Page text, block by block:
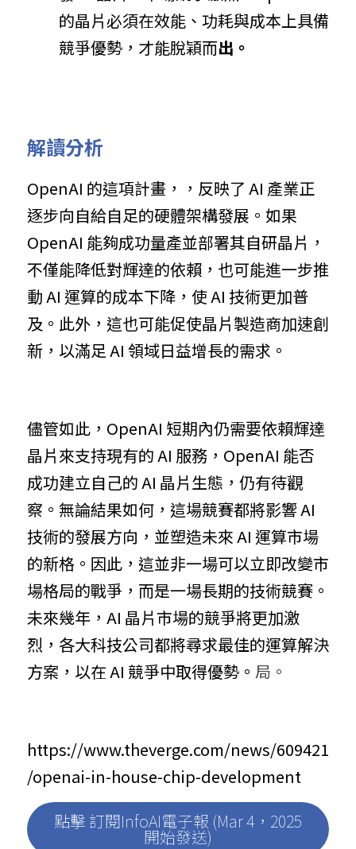
的晶片必須在效能、功耗與成本上具備
競爭優勢，才能脫穎而出。
解讀分析
OpenAI 的這項計畫，，反映了 AI 產業正
逐步向自給自足的硬體架構發展。如果
OpenAI 能夠成功量產並部署其自研晶片，
不僅能降低對輝達的依賴，也可能進一步推
動 AI 運算的成本下降，使 AI 技術更加普
及。此外，這也可能促使晶片製造商加速創
新，以滿足 AI 領域日益增長的需求。
儘管如此，OpenAI 短期內仍需要依賴輝達
晶片來支持現有的 AI 服務，OpenAI 能否
成功建立自己的 AI 晶片生態，仍有待觀
察。無論結果如何，這場競賽都將影響 AI
技術的發展方向，並塑造未來 AI 運算市場
的新格。因此，這並非一場可以立即改變市
場格局的戰爭，而是一場長期的技術競賽。
未來幾年，AI 晶片市場的競爭將更加激
烈，各大科技公司都將尋求最佳的運算解決
方案，以在 AI 競爭中取得優勢。 局。
https://www.theverge.com/news/609421
/openai-in-house-chip-development
點擊 訂閱InfoAI電子報 (Mar 4，2025
開始發送)